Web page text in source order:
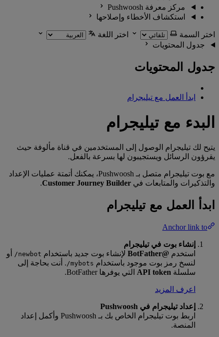
مركز معرفة Pushwoosh
استكشاف الأخطاء وإصلاحها
اختر السمة
اختر اللغة
جدول المحتويات
جدول المحتويات
ابدأ العمل مع تيليجرام
البدء مع تيليجرام
يتيح لك تيليجرام الوصول إلى المستخدمين في قناة مألوفة حيث
يقرؤون الرسائل ويستجيبون لها بسرعة بالفعل.
مع بوت تيليجرام متصل بـ Pushwoosh، يمكنك أتمتة عمليات الإعداد
والتذكيرات والمتابعات في Customer Journey Builder
.
ابدأ العمل مع تيليجرام
Anchor link to
إنشاء بوت في تيليجرام
استخدم @BotFather لإنشاء بوت جديد باستخدام /newbot
أو
لنسخ رمز بوت موجود باستخدام /mybots . أنت بحاجة إلى
سلسلة API token التي يوفرها BotFather.
اعرف المزيد
إعداد تيليجرام في Pushwoosh
اربط بوت تيليجرام الخاص بك بـ Pushwoosh وأكمل إعداد
المنصة.